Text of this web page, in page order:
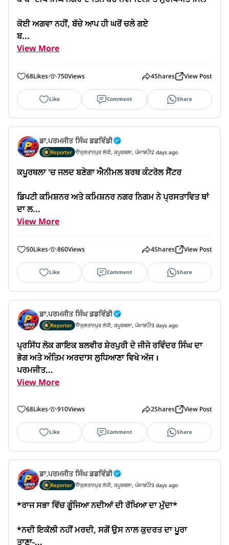
ਕੋਈ ਅਗਵਾ ਨਹੀਂ, ਬੱਚੇ ਆਪ ਹੀ ਘਰੋਂ ਚਲੇ ਗਏ
ਬ...
View More
68Likes 750Views 4Shares View Post
Like Comment Share
ਡਾ.ਪਰਮਜੀਤ ਸਿੰਘ ਡਡਵਿੰਡੀ
Reporter ਸੁਲਤਾਨਪੁਰ ਲੋਧੀ, ਕਪੂਰਥਲਾ, ਪੰਜਾਬ 2 days ago
ਕਪੂਰਥਲਾ 'ਚ ਜਲਦ ਬਣੇਗਾ ਐਨੀਮਲ ਬਰਥ ਕੰਟਰੋਲ ਸੈਂਟਰ
ਡਿਪਟੀ ਕਮਿਸ਼ਨਰ ਅਤੇ ਕਮਿਸ਼ਨਰ ਨਗਰ ਨਿਗਮ ਨੇ ਪ੍ਰਸਤਾਵਿਤ ਥਾਂ
ਦਾ ਲ...
View More
50Likes 860Views 4Shares View Post
Like Comment Share
ਡਾ.ਪਰਮਜੀਤ ਸਿੰਘ ਡਡਵਿੰਡੀ
Reporter ਸੁਲਤਾਨਪੁਰ ਲੋਧੀ, ਕਪੂਰਥਲਾ, ਪੰਜਾਬ 3 days ago
ਪ੍ਰਸਿੱਧ ਲੋਕ ਗਾਇਕ ਬਲਵੀਰ ਸ਼ੇਰਪੁਰੀ ਦੇ ਜੀਜੇ ਰਵਿੰਦਰ ਸਿੰਘ ਦਾ
ਭੋਗ ਅਤੇ ਅੰਤਿਮ ਅਰਦਾਸ ਲੁਧਿਆਣਾ ਵਿਖੇ ਅੱਜ ।
ਪਰਮਜੀਤ...
View More
68Likes 910Views 2Shares View Post
Like Comment Share
ਡਾ.ਪਰਮਜੀਤ ਸਿੰਘ ਡਡਵਿੰਡੀ
Reporter ਸੁਲਤਾਨਪੁਰ ਲੋਧੀ, ਕਪੂਰਥਲਾ, ਪੰਜਾਬ 3 days ago
*ਰਾਜ ਸਭਾ ਵਿੱਚ ਗੂੰਜਿਆ ਨਦੀਆਂ ਦੀ ਰੱਖਿਆ ਦਾ ਮੁੱਦਾ*
*ਨਦੀ ਇਕੱਲੀ ਨਹੀਂ ਮਰਦੀ, ਸਗੋਂ ਉਸ ਨਾਲ ਕੁਦਰਤ ਦਾ ਪੂਰਾ
ਤਾਣਾ-...